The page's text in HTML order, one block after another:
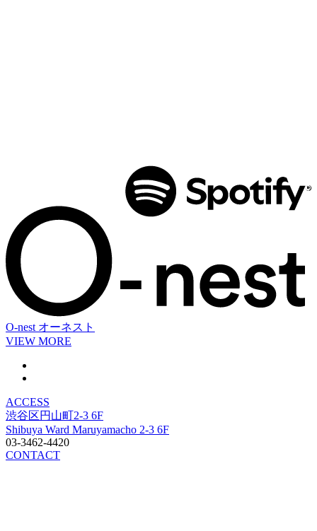
O-nest オーネスト
VIEW MORE
ACCESS
渋谷区円山町2-3 6F
Shibuya Ward Maruyamacho 2-3 6F
03-3462-4420
CONTACT